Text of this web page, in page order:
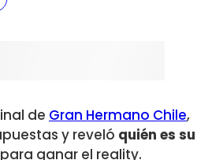
de Gran Hermano Chile,
y reveló quién es su
para ganar el reality.